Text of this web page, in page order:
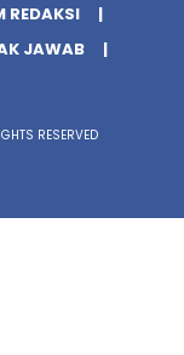
REDAKSI
JAWAB
RESERVED